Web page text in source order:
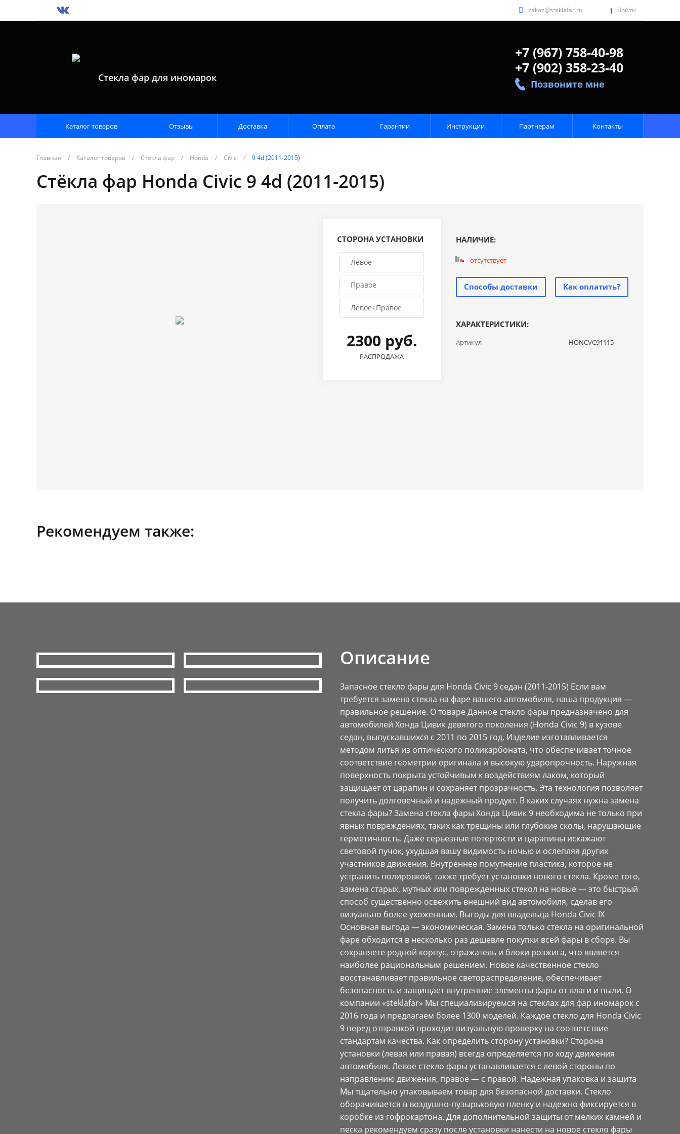
zakaz@steklafar.ru Войти
Стекла фар для иномарок
+7 (967) 758-40-98
+7 (902) 358-23-40
Позвоните мне
Каталог товаров Отзывы Доставка Оплата Гарантии Инструкции Партнерам Контакты
Главная / Каталог товаров / Стёкла фар / Honda / Civic / 9 4d (2011-2015)
Стёкла фар Honda Civic 9 4d (2011-2015)
СТОРОНА УСТАНОВКИ
Левое
Правое
Левое+Правое
2300 руб.
РАСПРОДАЖА
НАЛИЧИЕ:
отсутствует
Способы доставки Как оплатить?
ХАРАКТЕРИСТИКИ:
Артикул HONCVC91115
Рекомендуем также:
Описание
Запасное стекло фары для Honda Civic 9 седан (2011-2015) Если вам
требуется замена стекла на фаре вашего автомобиля, наша продукция —
правильное решение. О товаре Данное стекло фары предназначено для
автомобилей Хонда Цивик девятого поколения (Honda Civic 9) в кузове
седан, выпускавшихся с 2011 по 2015 год. Изделие изготавливается
методом литья из оптического поликарбоната, что обеспечивает точное
соответствие геометрии оригинала и высокую ударопрочность. Наружная
поверхность покрыта устойчивым к воздействиям лаком, который
защищает от царапин и сохраняет прозрачность. Эта технология позволяет
получить долговечный и надежный продукт. В каких случаях нужна замена
стекла фары? Замена стекла фары Хонда Цивик 9 необходима не только при
явных повреждениях, таких как трещины или глубокие сколы, нарушающие
герметичность. Даже серьезные потертости и царапины искажают
световой пучок, ухудшая вашу видимость ночью и ослепляя других
участников движения. Внутреннее помутнение пластика, которое не
устранить полировкой, также требует установки нового стекла. Кроме того,
замена старых, мутных или поврежденных стекол на новые — это быстрый
способ существенно освежить внешний вид автомобиля, сделав его
визуально более ухоженным. Выгоды для владельца Honda Civic IX
Основная выгода — экономическая. Замена только стекла на оригинальной
фаре обходится в несколько раз дешевле покупки всей фары в сборе. Вы
сохраняете родной корпус, отражатель и блоки розжига, что является
наиболее рациональным решением. Новое качественное стекло
восстанавливает правильное светораспределение, обеспечивает
безопасность и защищает внутренние элементы фары от влаги и пыли. О
компании «steklafar» Мы специализируемся на стеклах для фар иномарок с
2016 года и предлагаем более 1300 моделей. Каждое стекло для Honda Civic
9 перед отправкой проходит визуальную проверку на соответствие
стандартам качества. Как определить сторону установки? Сторона
установки (левая или правая) всегда определяется по ходу движения
автомобиля. Левое стекло фары устанавливается с левой стороны по
направлению движения, правое — с правой. Надежная упаковка и защита
Мы тщательно упаковываем товар для безопасной доставки. Стекло
оборачивается в воздушно-пузырьковую пленку и надежно фиксируется в
коробке из гофрокартона. Для дополнительной защиты от мелких камней и
песка рекомендуем сразу после установки нанести на новое стекло фары